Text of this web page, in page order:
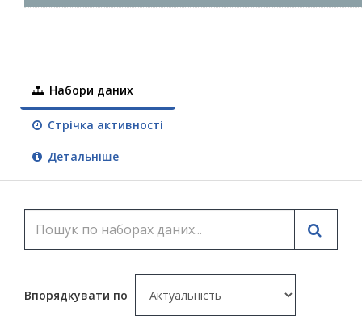
Набори даних
Стрічка активності
Детальніше
Впорядкувати по